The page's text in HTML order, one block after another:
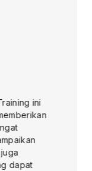
ini
dapat